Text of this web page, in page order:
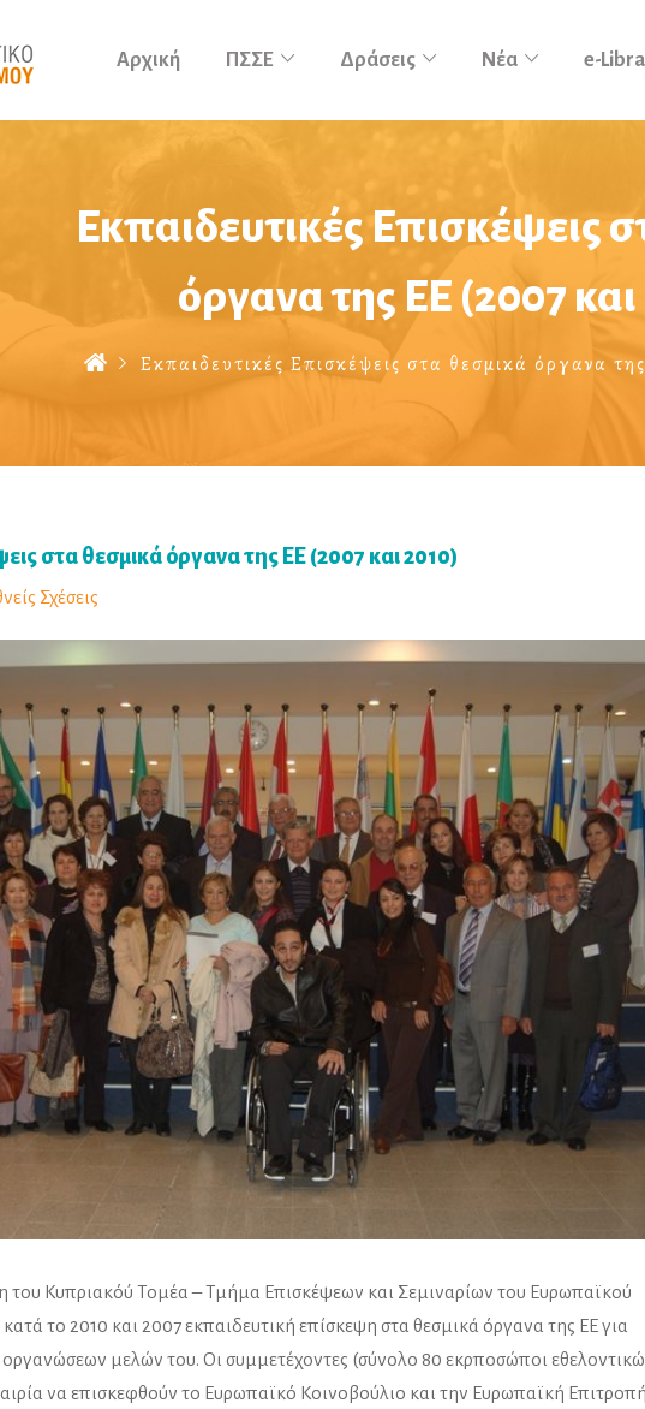
Αρχική ΠΣΣΕ Δράσεις Νέα e-
Εκπαιδευτικές Επισκέψεις
όργανα της ΕΕ (2007 και
Εκπαιδευτικές Επισκέψεις στα θεσμικά όργανα
στα θεσμικά όργανα της ΕΕ (2007 και 2010)
Σχέσεις
του Κυπριακόύ Τομέα – Τμήμα Επισκέψεων και Σεμιναρίων του Ευρωπαϊκού
το 2010 και 2007 εκπαιδευτική επίσκεψη στα θεσμικά όργανα της ΕΕ για
μελών του. Οι συμμετέχοντες (σύνολο 80 εκρποσώποι
να επισκεφθούν το Ευρωπαϊκό Κοινοβούλιο και την Ευρωπαϊκή